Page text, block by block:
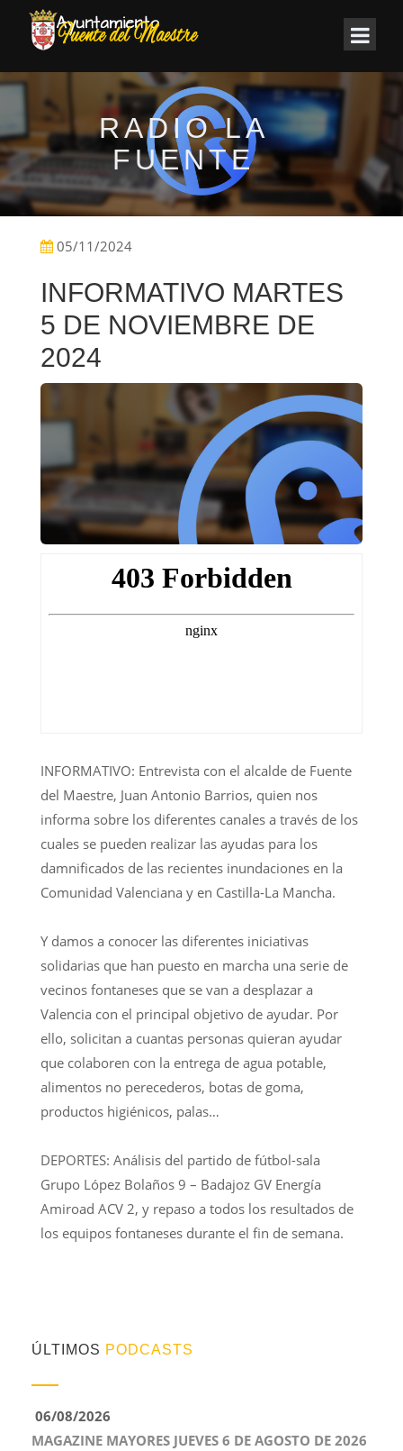
RADIO LA
FUENTE
05/11/2024
INFORMATIVO MARTES
5 DE NOVIEMBRE DE
2024
INFORMATIVO: Entrevista con el alcalde de Fuente
del Maestre, Juan Antonio Barrios, quien nos
informa sobre los diferentes canales a través de los
cuales se pueden realizar las ayudas para los
damnificados de las recientes inundaciones en la
Comunidad Valenciana y en Castilla-La Mancha.
Y damos a conocer las diferentes iniciativas
solidarias que han puesto en marcha una serie de
vecinos fontaneses que se van a desplazar a
Valencia con el principal objetivo de ayudar. Por
ello, solicitan a cuantas personas quieran ayudar
que colaboren con la entrega de agua potable,
alimentos no perecederos, botas de goma,
productos higiénicos, palas…
DEPORTES: Análisis del partido de fútbol-sala
Grupo López Bolaños 9 – Badajoz GV Energía
Amiroad ACV 2, y repaso a todos los resultados de
los equipos fontaneses durante el fin de semana.
ÚLTIMOS PODCASTS
06/08/2026
MAGAZINE MAYORES JUEVES 6 DE AGOSTO DE 2026